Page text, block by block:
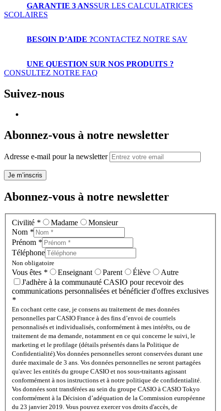
GARANTIE 3 ANSSUR LES CALCULATRICES
SCOLAIRES
BESOIN D’AIDE ?CONTACTEZ NOTRE SAV
UNE QUESTION SUR NOS PRODUITS ?
CONSULTEZ NOTRE FAQ
Suivez-nous
Abonnez-vous à notre newsletter
Adresse e-mail pour la newsletter
Je m’inscris
Abonnez-vous à notre newsletter
Civilité * Madame
Monsieur
Nom *
Prénom *
Téléphone
Non obligatoire
Vous êtes * Enseignant Parent Élève
Autre
J'adhère à la communauté CASIO pour recevoir des
communications personnalisées et bénéficier d'offres exclusives
*
En cochant cette case, je consens au traitement de mes données
personnelles par CASIO France à des fins d’envoi de courriels
personnalisés et individualisés, conformément à mes intérêts, ou de
traitement de ma demande, notamment en ce qui concerne le suivi, le
marketing et le profilage (détails présentés dans la Politique de
Confidentialité). Vos données personnelles seront conservées durant une
durée maximale de 3 ans. Vos données personnelles ne seront partagées
qu'avec les entités du groupe CASIO et nos sous-traitants agissant
conformément à nos instructions et à notre politique de confidentialité.
Vos données sont transférées au sein du groupe CASIO à CASIO Tokyo
conformément à la Décision d’adéquation de la Commission européenne
du 23 janvier 2019. Vous pouvez exercer vos droits d'accès, de